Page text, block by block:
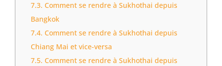
7.3. Comment se rendre à Sukhothai depuis
Bangkok
7.4. Comment se rendre à Sukhothai depuis
Chiang Mai et vice-versa
7.5. Comment se rendre à Sukhothai depuis